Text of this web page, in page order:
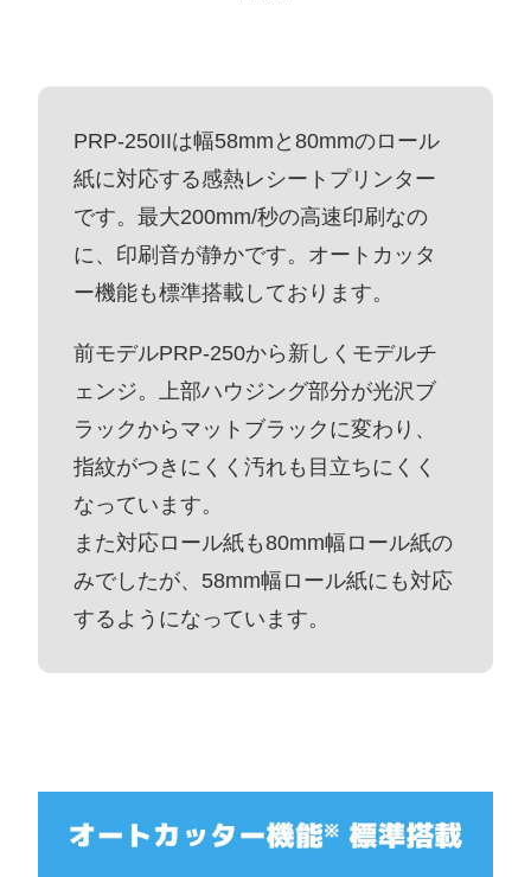
PRP-250IIは幅58mmと80mmのロール
紙に対応する感熱レシートプリンター
です。最大200mm/秒の高速印刷なの
に、印刷音が静かです。オートカッタ
ー機能も標準搭載しております。
前モデルPRP-250から新しくモデルチ
ェンジ。上部ハウジング部分が光沢ブ
ラックからマットブラックに変わり、
指紋がつきにくく汚れも目立ちにくく
なっています。
また対応ロール紙も80mm幅ロール紙の
みでしたが、58mm幅ロール紙にも対応
するようになっています。